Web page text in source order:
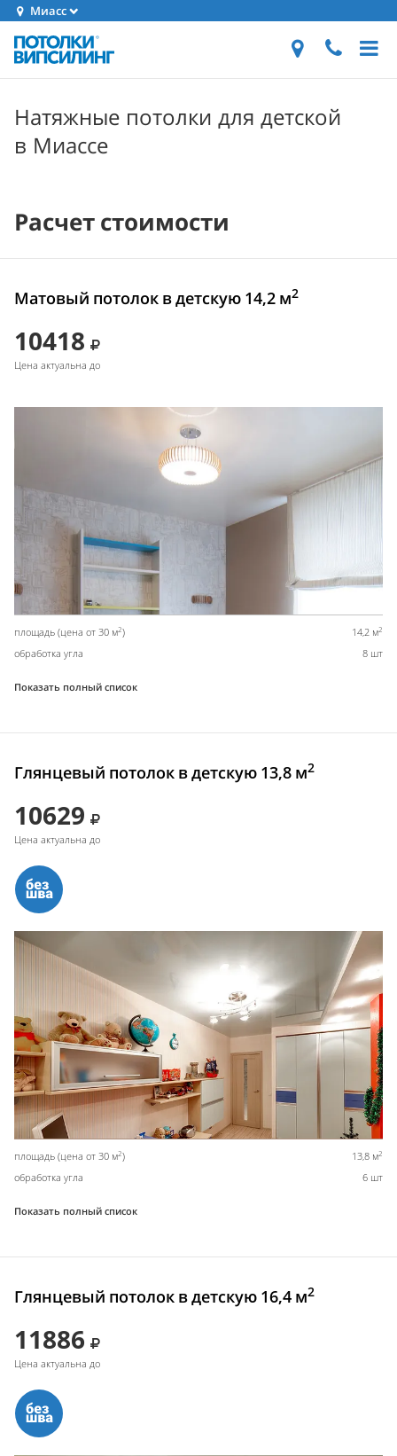
Миасс
Натяжные потолки для детской
в Миассе
Расчет стоимости
Матовый потолок в детскую 14,2 м2
10418
Цена актуальна до
площадь (цена от 30 м2) 14,2 м2
обработка угла 8 шт
Показать полный список
Глянцевый потолок в детскую 13,8 м2
10629
Цена актуальна до
площадь (цена от 30 м2) 13,8 м2
обработка угла 6 шт
Показать полный список
Глянцевый потолок в детскую 16,4 м2
11886
Цена актуальна до